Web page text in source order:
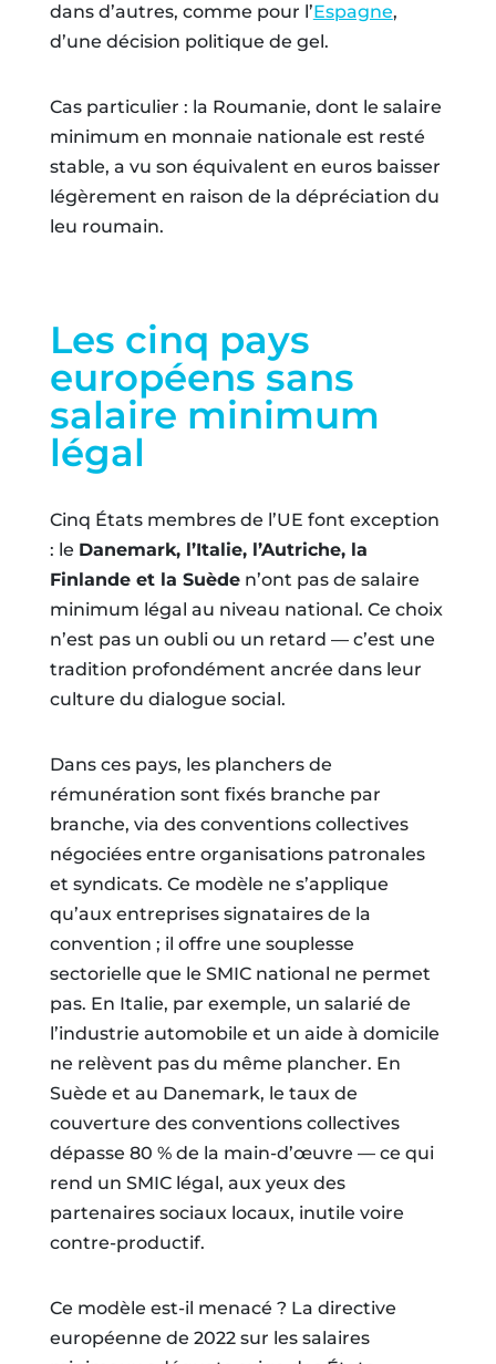
dans d’autres, comme pour l’Espagne,
d’une décision politique de gel.
Cas particulier : la Roumanie, dont le salaire
minimum en monnaie nationale est resté
stable, a vu son équivalent en euros baisser
légèrement en raison de la dépréciation du
leu roumain.
Les cinq pays
européens sans
salaire minimum
légal
Cinq États membres de l’UE font exception
: le Danemark, l’Italie, l’Autriche, la
Finlande et la Suèden’ont pas de salaire
minimum légal au niveau national. Ce choix
n’est pas un oubli ou un retard — c’est une
tradition profondément ancrée dans leur
culture du dialogue social.
Dans ces pays, les planchers de
rémunération sont fixés branche par
branche, via des conventions collectives
négociées entre organisations patronales
et syndicats. Ce modèle ne s’applique
qu’aux entreprises signataires de la
convention ; il offre une souplesse
sectorielle que le SMIC national ne permet
pas. En Italie, par exemple, un salarié de
l’industrie automobile et un aide à domicile
ne relèvent pas du même plancher. En
Suède et au Danemark, le taux de
couverture des conventions collectives
dépasse 80 % de la main-d’œuvre — ce qui
rend un SMIC légal, aux yeux des
partenaires sociaux locaux, inutile voire
contre-productif.
Ce modèle est-il menacé ? La directive
européenne de 2022 sur les salaires